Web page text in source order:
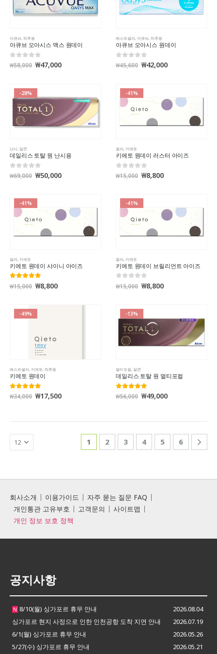
아큐브 하루용
아큐브 오아시스 맥스 원데이
0out of 5
₩58,000 ₩47,000
베스트셀러 아큐브 하루용
아큐브 오아시스 원데이
0out of 5
₩45,600 ₩42,000
-28%
난시 알콘
데일리스 토탈 원 난시용
0out of 5
₩69,000 ₩50,000
-41%
컬러 키에토
키에토 원데이 러스터 아이즈
0out of 5
₩15,000 ₩8,800
-41%
컬러 키에토
키에토 원데이 샤이니 아이즈
5.00 out of 5
₩15,000 ₩8,800
-41%
컬러 키에토
키에토 원데이 브릴리언트 아이즈
0out of 5
₩15,000 ₩8,800
-49%
베스트셀러, 키에토,하루용
키에토 원데이
5.00 out of 5
₩34,000 ₩17,500
-13%
멀티포컬, 알콘
데일리스 토탈 원 멀티포컬
5.00 out of 5
₩56,000 ₩49,000
1 2 3 4 5 6
회사소개 이용가이드
자주 묻는 질문 FAQ
개인통관 고유부호
고객문의
사이트맵
개인 정보 보호 정책
공지사항
N 8/10(월) 싱가포르 휴무 안내
2026.08.04
싱가포르 현지 사정으로 인한 인천공항 도착 지연 안내
2026.07.19
6/1(월) 싱가포르 휴무 안내
2026.05.26
5/27(수) 싱가포르 휴무 안내
2026.05.21